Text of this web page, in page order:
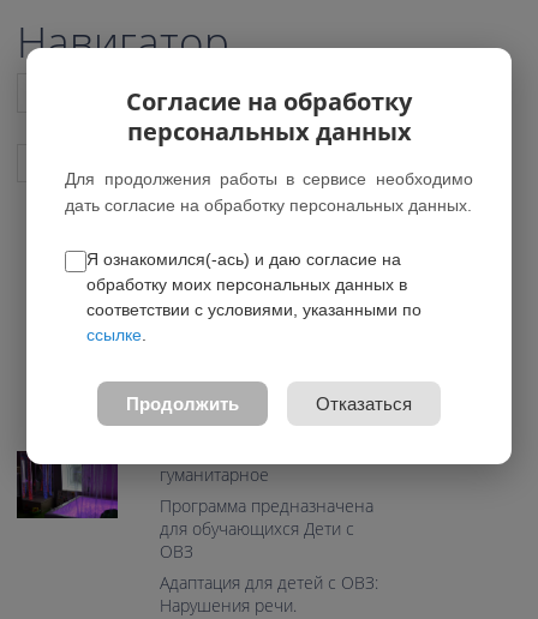
Навигатор
Список всех программ
Волшебный мир сенсорной
комнаты
*Нет действующих групп
Возраст: 5-8 лет
гуманитарное
Программа предназначена
для обучающихся Дети с
ОВЗ
Адаптация для детей с ОВЗ:
Нарушения речи.
Согласие на обработку
персональных данных
Для продолжения работы в сервисе необходимо
дать согласие на обработку персональных данных.
Я ознакомился(-ась) и даю согласие на
обработку моих персональных данных в
соответствии с условиями, указанными по
ссылке
Продолжить Отказаться